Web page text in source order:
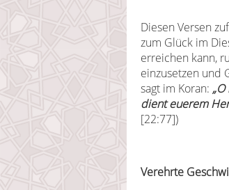
Diesen Versen
zum Glück im
erreichen kann,
einzusetzen und
sagt im Koran:
dient euerem
[22:77])
Verehrte